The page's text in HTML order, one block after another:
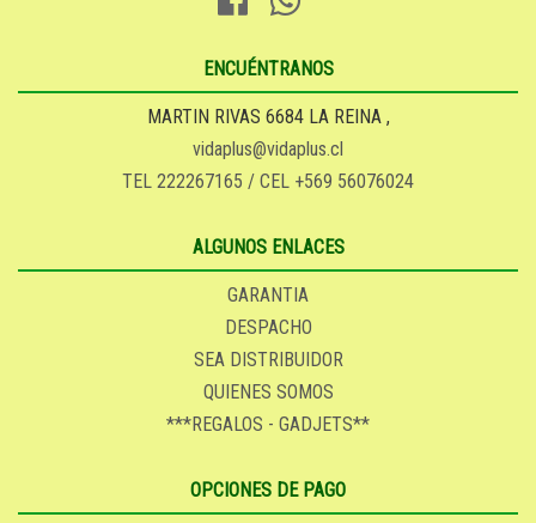
ENCUÉNTRANOS
MARTIN RIVAS 6684 LA REINA ,
vidaplus@vidaplus.cl
TEL 222267165 / CEL +569 56076024
ALGUNOS ENLACES
GARANTIA
DESPACHO
SEA DISTRIBUIDOR
QUIENES SOMOS
***REGALOS - GADJETS**
OPCIONES DE PAGO